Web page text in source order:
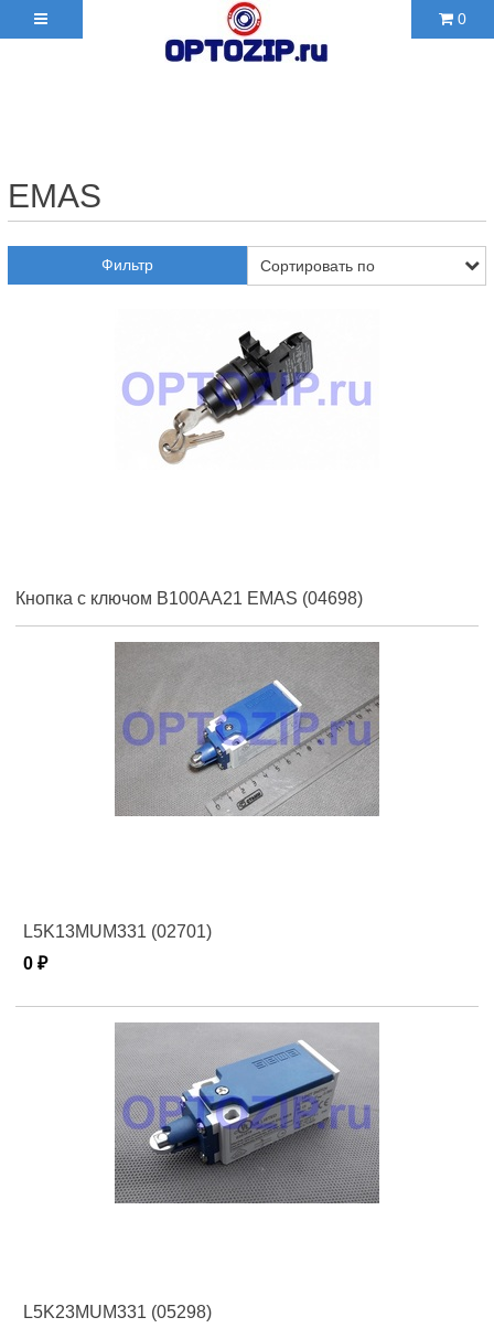
0
EMAS
Фильтр
Кнопка с ключом B100AA21 EMAS (04698)
L5K13MUM331 (02701)
0 ₽
L5K23MUM331 (05298)